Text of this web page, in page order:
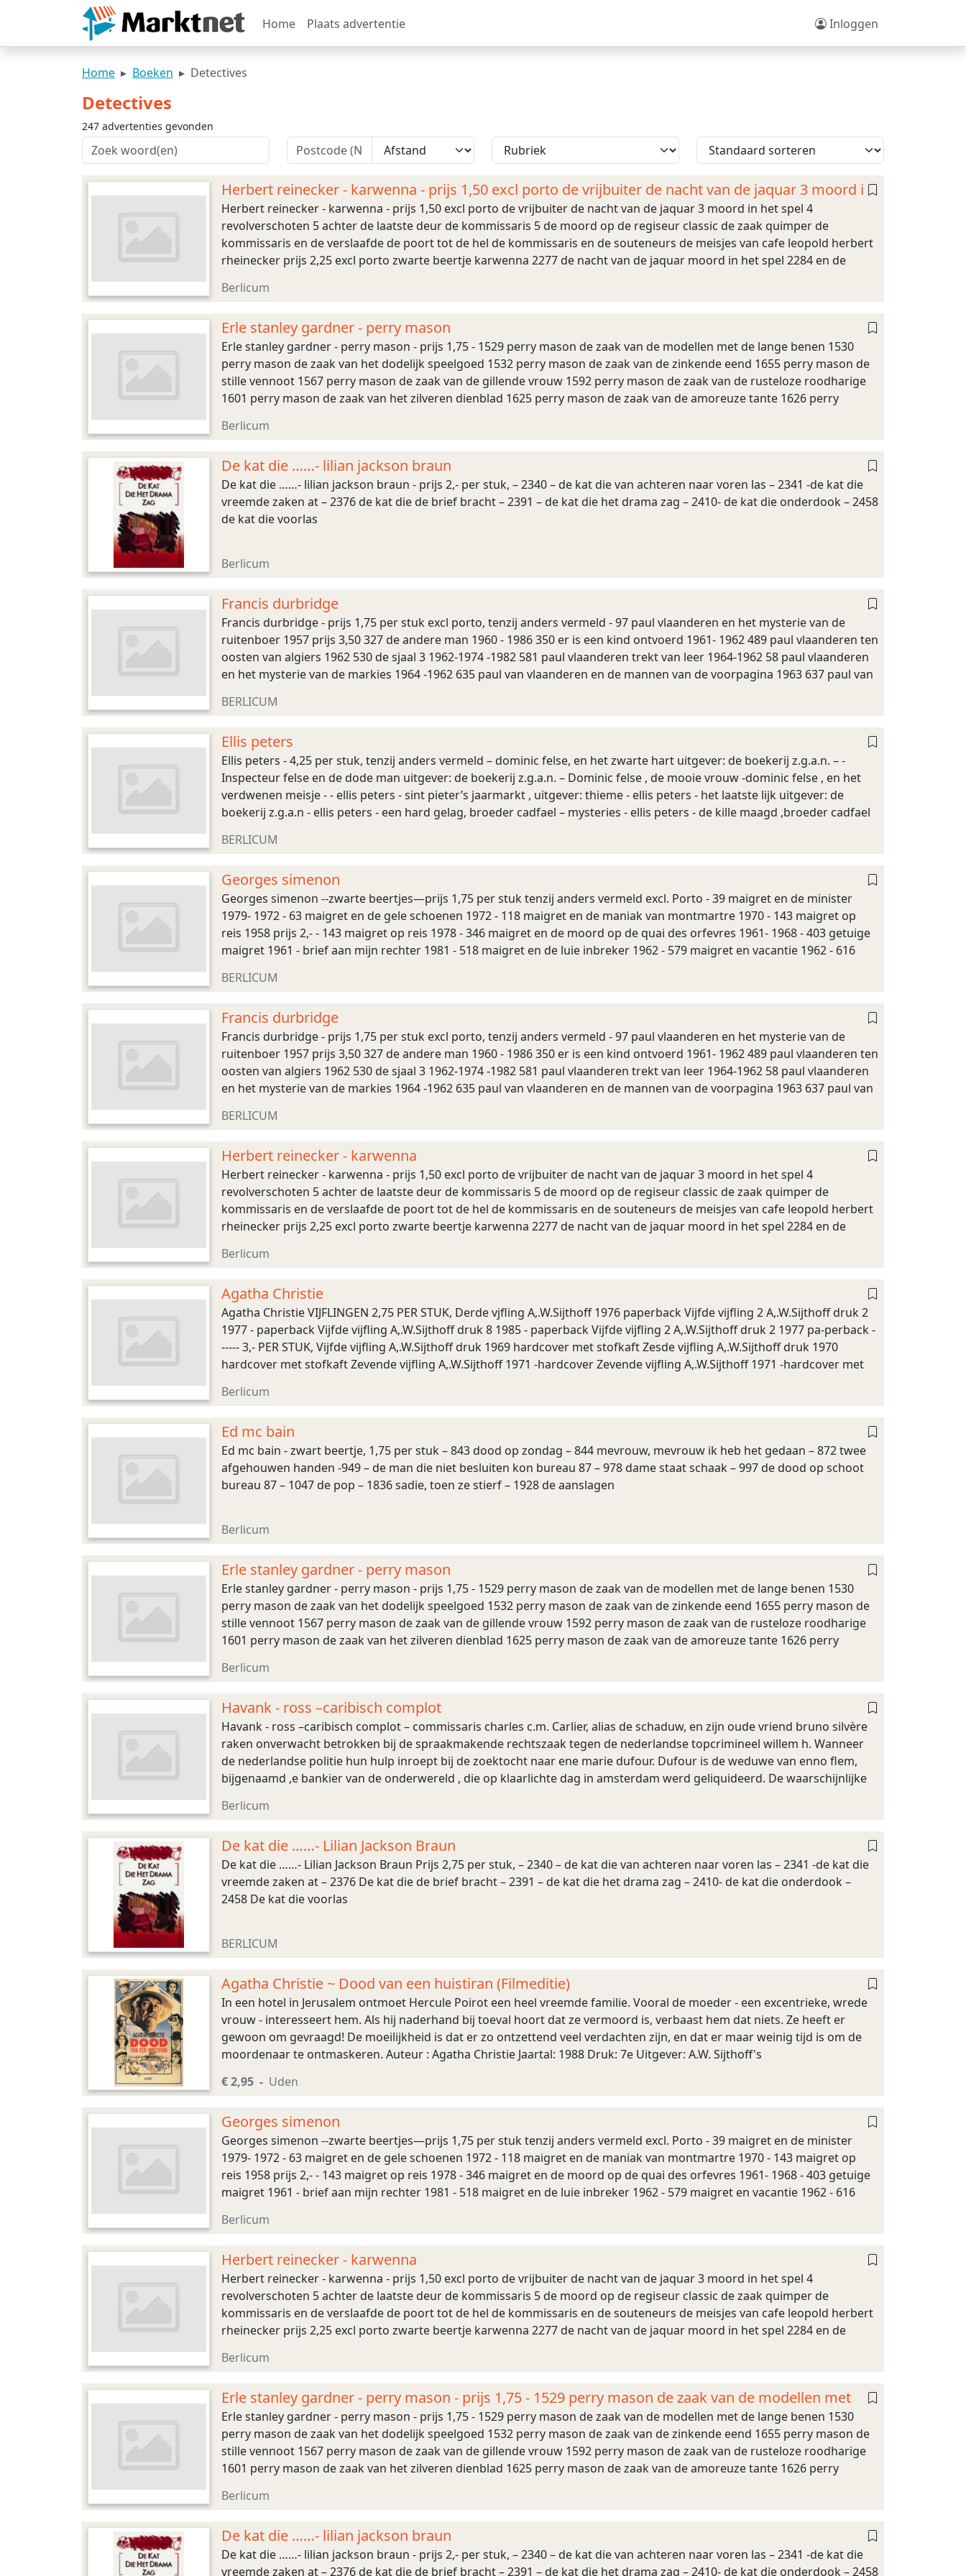
Home Plaats advertentie Inloggen
Home Boeken Detectives
Detectives
247 advertenties gevonden
Herbert reinecker - karwenna - prijs 1,50 excl porto de vrijbuiter de nacht van de jaquar 3 moord i
Herbert reinecker - karwenna - prijs 1,50 excl porto de vrijbuiter de nacht van de jaquar 3 moord in het spel 4
revolverschoten 5 achter de laatste deur de kommissaris 5 de moord op de regiseur classic de zaak quimper de
kommissaris en de verslaafde de poort tot de hel de kommissaris en de souteneurs de meisjes van cafe leopold herbert
rheinecker prijs 2,25 excl porto zwarte beertje karwenna 2277 de nacht van de jaquar moord in het spel 2284 en de
Berlicum
Erle stanley gardner - perry mason
Erle stanley gardner - perry mason - prijs 1,75 - 1529 perry mason de zaak van de modellen met de lange benen 1530
perry mason de zaak van het dodelijk speelgoed 1532 perry mason de zaak van de zinkende eend 1655 perry mason de
stille vennoot 1567 perry mason de zaak van de gillende vrouw 1592 perry mason de zaak van de rusteloze roodharige
1601 perry mason de zaak van het zilveren dienblad 1625 perry mason de zaak van de amoreuze tante 1626 perry
Berlicum
De kat die ……- lilian jackson braun
De kat die ……- lilian jackson braun - prijs 2,- per stuk, – 2340 – de kat die van achteren naar voren las – 2341 -de kat die
vreemde zaken at – 2376 de kat die de brief bracht – 2391 – de kat die het drama zag – 2410- de kat die onderdook – 2458
de kat die voorlas
Berlicum
Francis durbridge
Francis durbridge - prijs 1,75 per stuk excl porto, tenzij anders vermeld - 97 paul vlaanderen en het mysterie van de
ruitenboer 1957 prijs 3,50 327 de andere man 1960 - 1986 350 er is een kind ontvoerd 1961- 1962 489 paul vlaanderen ten
oosten van algiers 1962 530 de sjaal 3 1962-1974 -1982 581 paul vlaanderen trekt van leer 1964-1962 58 paul vlaanderen
en het mysterie van de markies 1964 -1962 635 paul van vlaanderen en de mannen van de voorpagina 1963 637 paul van
BERLICUM
Ellis peters
Ellis peters - 4,25 per stuk, tenzij anders vermeld – dominic felse, en het zwarte hart uitgever: de boekerij z.g.a.n. – -
Inspecteur felse en de dode man uitgever: de boekerij z.g.a.n. – Dominic felse , de mooie vrouw -dominic felse , en het
verdwenen meisje - - ellis peters - sint pieter’s jaarmarkt , uitgever: thieme - ellis peters - het laatste lijk uitgever: de
boekerij z.g.a.n - ellis peters - een hard gelag, broeder cadfael – mysteries - ellis peters - de kille maagd ,broeder cadfael
BERLICUM
Georges simenon
Georges simenon --zwarte beertjes—prijs 1,75 per stuk tenzij anders vermeld excl. Porto - 39 maigret en de minister
1979- 1972 - 63 maigret en de gele schoenen 1972 - 118 maigret en de maniak van montmartre 1970 - 143 maigret op
reis 1958 prijs 2,- - 143 maigret op reis 1978 - 346 maigret en de moord op de quai des orfevres 1961- 1968 - 403 getuige
maigret 1961 - brief aan mijn rechter 1981 - 518 maigret en de luie inbreker 1962 - 579 maigret en vacantie 1962 - 616
BERLICUM
Francis durbridge
Francis durbridge - prijs 1,75 per stuk excl porto, tenzij anders vermeld - 97 paul vlaanderen en het mysterie van de
ruitenboer 1957 prijs 3,50 327 de andere man 1960 - 1986 350 er is een kind ontvoerd 1961- 1962 489 paul vlaanderen ten
oosten van algiers 1962 530 de sjaal 3 1962-1974 -1982 581 paul vlaanderen trekt van leer 1964-1962 58 paul vlaanderen
en het mysterie van de markies 1964 -1962 635 paul van vlaanderen en de mannen van de voorpagina 1963 637 paul van
BERLICUM
Herbert reinecker - karwenna
Herbert reinecker - karwenna - prijs 1,50 excl porto de vrijbuiter de nacht van de jaquar 3 moord in het spel 4
revolverschoten 5 achter de laatste deur de kommissaris 5 de moord op de regiseur classic de zaak quimper de
kommissaris en de verslaafde de poort tot de hel de kommissaris en de souteneurs de meisjes van cafe leopold herbert
rheinecker prijs 2,25 excl porto zwarte beertje karwenna 2277 de nacht van de jaquar moord in het spel 2284 en de
Berlicum
Agatha Christie
Agatha Christie VIJFLINGEN 2,75 PER STUK, Derde vjfling A,.W.Sijthoff 1976 paperback Vijfde vijfling 2 A,.W.Sijthoff druk 2
1977 - paperback Vijfde vijfling A,.W.Sijthoff druk 8 1985 - paperback Vijfde vijfling 2 A,.W.Sijthoff druk 2 1977 pa-perback -
----- 3,- PER STUK, Vijfde vijfling A,.W.Sijthoff druk 1969 hardcover met stofkaft Zesde vijfling A,.W.Sijthoff druk 1970
hardcover met stofkaft Zevende vijfling A,.W.Sijthoff 1971 -hardcover Zevende vijfling A,.W.Sijthoff 1971 -hardcover met
Berlicum
Ed mc bain
Ed mc bain - zwart beertje, 1,75 per stuk – 843 dood op zondag – 844 mevrouw, mevrouw ik heb het gedaan – 872 twee
afgehouwen handen -949 – de man die niet besluiten kon bureau 87 – 978 dame staat schaak – 997 de dood op schoot
bureau 87 – 1047 de pop – 1836 sadie, toen ze stierf – 1928 de aanslagen
Berlicum
Erle stanley gardner - perry mason
Erle stanley gardner - perry mason - prijs 1,75 - 1529 perry mason de zaak van de modellen met de lange benen 1530
perry mason de zaak van het dodelijk speelgoed 1532 perry mason de zaak van de zinkende eend 1655 perry mason de
stille vennoot 1567 perry mason de zaak van de gillende vrouw 1592 perry mason de zaak van de rusteloze roodharige
1601 perry mason de zaak van het zilveren dienblad 1625 perry mason de zaak van de amoreuze tante 1626 perry
Berlicum
Havank - ross –caribisch complot
Havank - ross –caribisch complot – commissaris charles c.m. Carlier, alias de schaduw, en zijn oude vriend bruno silvère
raken onverwacht betrokken bij de spraakmakende rechtszaak tegen de nederlandse topcrimineel willem h. Wanneer
de nederlandse politie hun hulp inroept bij de zoektocht naar ene marie dufour. Dufour is de weduwe van enno flem,
bijgenaamd ,e bankier van de onderwereld , die op klaarlichte dag in amsterdam werd geliquideerd. De waarschijnlijke
Berlicum
De kat die ……- Lilian Jackson Braun
De kat die ……- Lilian Jackson Braun Prijs 2,75 per stuk, – 2340 – de kat die van achteren naar voren las – 2341 -de kat die
vreemde zaken at – 2376 De kat die de brief bracht – 2391 – de kat die het drama zag – 2410- de kat die onderdook –
2458 De kat die voorlas
BERLICUM
Agatha Christie ~ Dood van een huistiran (Filmeditie)
In een hotel in Jerusalem ontmoet Hercule Poirot een heel vreemde familie. Vooral de moeder - een excentrieke, wrede
vrouw - interesseert hem. Als hij naderhand bij toeval hoort dat ze vermoord is, verbaast hem dat niets. Ze heeft er
gewoon om gevraagd! De moeilijkheid is dat er zo ontzettend veel verdachten zijn, en dat er maar weinig tijd is om de
moordenaar te ontmaskeren. Auteur : Agatha Christie Jaartal: 1988 Druk: 7e Uitgever: A.W. Sijthoff's
€ 2,95 Uden
Georges simenon
Georges simenon --zwarte beertjes—prijs 1,75 per stuk tenzij anders vermeld excl. Porto - 39 maigret en de minister
1979- 1972 - 63 maigret en de gele schoenen 1972 - 118 maigret en de maniak van montmartre 1970 - 143 maigret op
reis 1958 prijs 2,- - 143 maigret op reis 1978 - 346 maigret en de moord op de quai des orfevres 1961- 1968 - 403 getuige
maigret 1961 - brief aan mijn rechter 1981 - 518 maigret en de luie inbreker 1962 - 579 maigret en vacantie 1962 - 616
Berlicum
Herbert reinecker - karwenna
Herbert reinecker - karwenna - prijs 1,50 excl porto de vrijbuiter de nacht van de jaquar 3 moord in het spel 4
revolverschoten 5 achter de laatste deur de kommissaris 5 de moord op de regiseur classic de zaak quimper de
kommissaris en de verslaafde de poort tot de hel de kommissaris en de souteneurs de meisjes van cafe leopold herbert
rheinecker prijs 2,25 excl porto zwarte beertje karwenna 2277 de nacht van de jaquar moord in het spel 2284 en de
Berlicum
Erle stanley gardner - perry mason - prijs 1,75 - 1529 perry mason de zaak van de modellen met
de la
Erle stanley gardner - perry mason - prijs 1,75 - 1529 perry mason de zaak van de modellen met de lange benen 1530
perry mason de zaak van het dodelijk speelgoed 1532 perry mason de zaak van de zinkende eend 1655 perry mason de
stille vennoot 1567 perry mason de zaak van de gillende vrouw 1592 perry mason de zaak van de rusteloze roodharige
1601 perry mason de zaak van het zilveren dienblad 1625 perry mason de zaak van de amoreuze tante 1626 perry
Berlicum
De kat die ……- lilian jackson braun
De kat die ……- lilian jackson braun - prijs 2,- per stuk, – 2340 – de kat die van achteren naar voren las – 2341 -de kat die
vreemde zaken at – 2376 de kat die de brief bracht – 2391 – de kat die het drama zag – 2410- de kat die onderdook – 2458